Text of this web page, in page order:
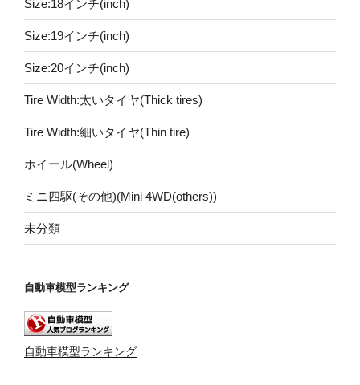
Size:18インチ(inch)
Size:19インチ(inch)
Size:20インチ(inch)
Tire Width:太いタイヤ(Thick tires)
Tire Width:細いタイヤ(Thin tire)
ホイール(Wheel)
ミニ四駆(その他)(Mini 4WD(others))
未分類
自動車模型ランキング
自動車模型ランキング